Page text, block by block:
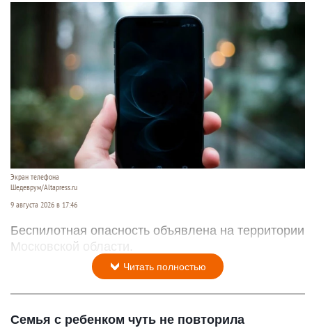
Экран телефона
Шедеврум/Altapress.ru
9 августа 2026 в 17:46
Беспилотная опасность объявлена на территории
Московской области.
Читать полностью
Семья с ребенком чуть не повторила